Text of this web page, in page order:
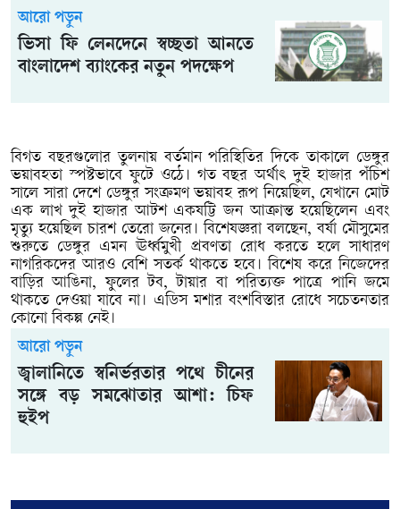
আরো পড়ুন
ভিসা ফি লেনদেনে স্বচ্ছতা আনতে
বাংলাদেশ ব্যাংকের নতুন পদক্ষেপ
বিগত বছরগুলোর তুলনায় বর্তমান পরিস্থিতির দিকে তাকালে ডেঙ্গুর
ভয়াবহতা স্পষ্টভাবে ফুটে ওঠে। গত বছর অর্থাৎ দুই হাজার পঁচিশ
সালে সারা দেশে ডেঙ্গুর সংক্রমণ ভয়াবহ রূপ নিয়েছিল, যেখানে মোট
এক লাখ দুই হাজার আটশ একষট্টি জন আক্রান্ত হয়েছিলেন এবং
মৃত্যু হয়েছিল চারশ তেরো জনের। বিশেষজ্ঞরা বলছেন, বর্ষা মৌসুমের
শুরুতে ডেঙ্গুর এমন ঊর্ধ্বমুখী প্রবণতা রোধ করতে হলে সাধারণ
নাগরিকদের আরও বেশি সতর্ক থাকতে হবে। বিশেষ করে নিজেদের
বাড়ির আঙিনা, ফুলের টব, টায়ার বা পরিত্যক্ত পাত্রে পানি জমে
থাকতে দেওয়া যাবে না। এডিস মশার বংশবিস্তার রোধে সচেতনতার
কোনো বিকল্প নেই।
আরো পড়ুন
জ্বালানিতে স্বনির্ভরতার পথে চীনের
সঙ্গে বড় সমঝোতার আশা: চিফ
হুইপ